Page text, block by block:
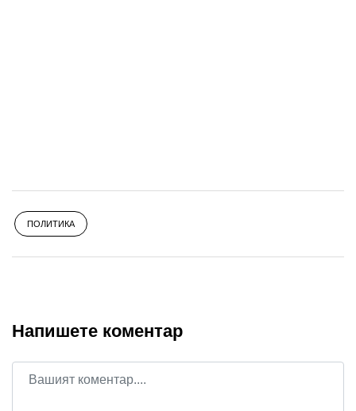
ПОЛИТИКА
Напишете коментар